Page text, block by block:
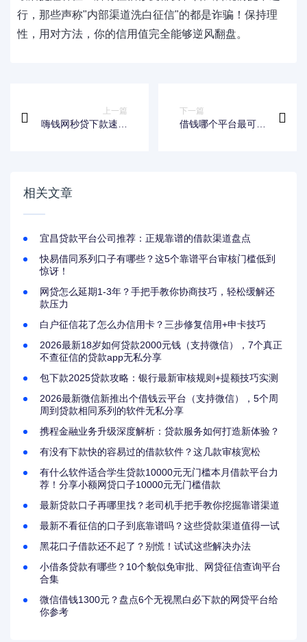
行，那些声称"内部渠道洗白征信"的都是诈骗！保持理
性，用对方法，你的信用值完全能够逆风翻盘。
上一篇
嗨钱网秒贷下款速度
下一篇
借钱哪个平台最可
相关文章
宜昌贷款平台公司推荐：正规靠谱的借款渠道盘点
快易借同系列口子有哪些？这5个靠谱平台审核门槛低到
惊讶！
网贷怎么延期1-3年？手把手教你协商技巧，轻松缓解还
款压力
白户征信花了怎么办信用卡？三步修复信用+申卡技巧
2026最新18岁如何贷款2000元钱（支持微信），7个真正
不查征信的贷款app无私分享
包下款2025贷款攻略：银行最新审核规则+提额技巧实测
2026最新微信新推出个借钱云平台（支持微信），5个周
周到贷款相同系列的软件无私分享
携程金融业务升级深度解析：贷款服务如何打造新体验？
有没有下款快的容易过的借款软件？这几款审核宽松
有什么软件适合学生贷款10000元无门槛本月借款平台力
荐！分享小额网贷口子10000元无门槛借款
最新贷款口子再哪里找？老司机手把手教你挖掘靠谱渠道
最新不看征信的口子到底靠谱吗？这些贷款渠道值得一试
黑花口子借款还不起了？别慌！试试这些解决办法
小借条贷款有哪些？10个貌似免审批、网贷征信查询平台
合集
微信借钱1300元？盘点6个无视黑白必下款的网贷平台给
你参考